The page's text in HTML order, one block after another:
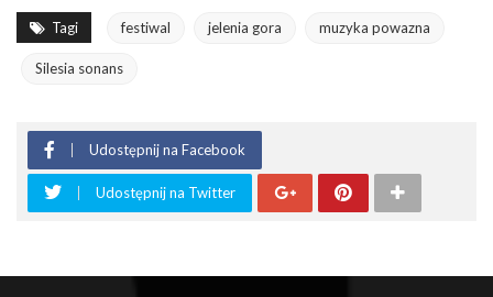
Tagi festiwal jelenia gora muzyka powazna
Silesia sonans
Udostępnij na Facebook
Udostępnij na Twitter